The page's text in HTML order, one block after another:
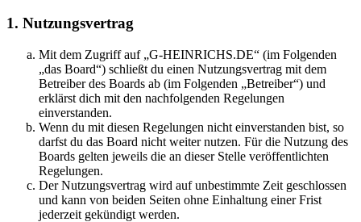
1. Nutzungsvertrag
Mit dem Zugriff auf „G-HEINRICHS.DE“ (im Folgenden
„das Board“) schließt du einen Nutzungsvertrag mit dem
Betreiber des Boards ab (im Folgenden „Betreiber“) und
erklärst dich mit den nachfolgenden Regelungen
einverstanden.
Wenn du mit diesen Regelungen nicht einverstanden bist, so
darfst du das Board nicht weiter nutzen. Für die Nutzung des
Boards gelten jeweils die an dieser Stelle veröffentlichten
Regelungen.
Der Nutzungsvertrag wird auf unbestimmte Zeit geschlossen
und kann von beiden Seiten ohne Einhaltung einer Frist
jederzeit gekündigt werden.